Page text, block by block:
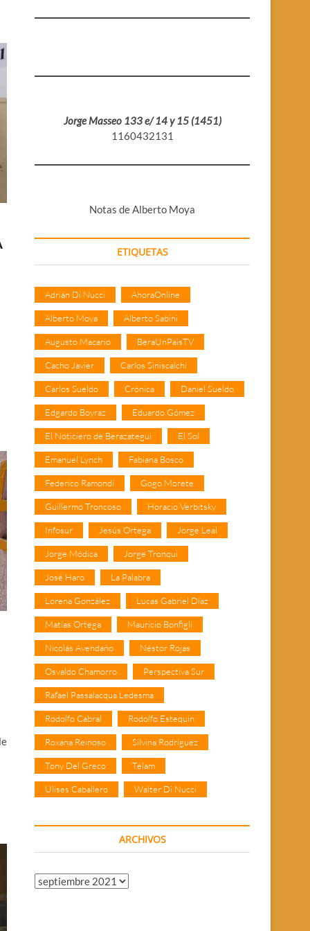
Jorge Masseo 133 e/ 14 y 15 (1451)
1160432131
Notas de Alberto Moya
ETIQUETAS
Adrián Di Nucci AhoraOnline
Alberto Moya Alberto Sabini
Augusto Macario BeraUnPaisTV
Cacho Javier Carlos Siniscalchi
Carlos Sueldo Crónica Daniel Sueldo
Edgardo Boyraz Eduardo Gómez
El Noticiero de Berazategui El Sol
Emanuel Lynch Fabiana Bosco
Federico Ramondi Gogo Morete
Guillermo Troncoso Horacio Verbitsky
Infosur Jesús Ortega Jorge Leal
Jorge Módica Jorge Tronqui
José Haro La Palabra
Lorena González Lucas Gabriel Díaz
Matías Ortega Mauricio Bonfigli
Nicolás Avendaño Néstor Rojas
Osvaldo Chamorro Perspectiva Sur
Rafael Passalacqua Ledesma
Rodolfo Cabral Rodolfo Estequin
Roxana Reinoso Silvina Rodríguez
Tony Del Greco Télam
Ulises Caballero Walter Di Nucci
ARCHIVOS
Archivos